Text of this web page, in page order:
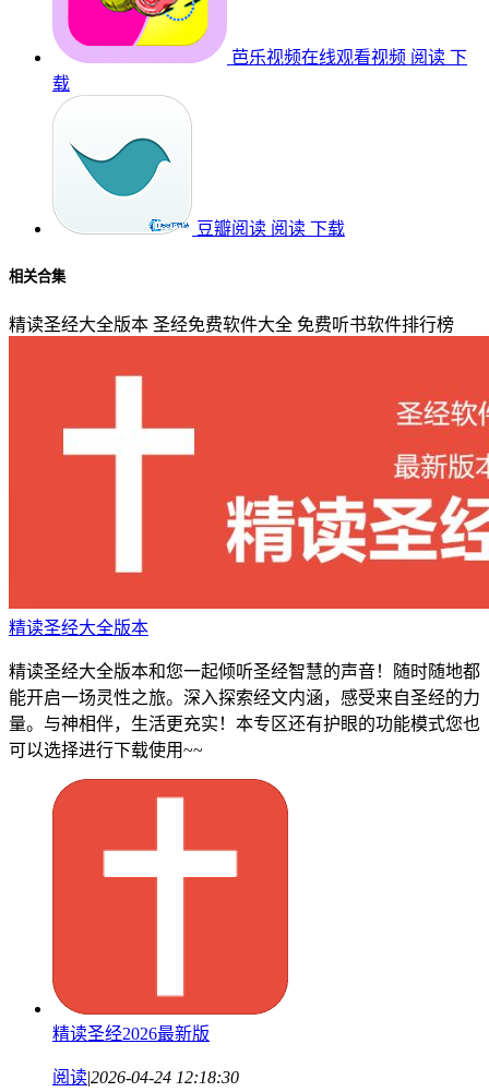
芭乐视频在线观看视频 阅读
下
载
豆瓣阅读 阅读 下载
相关合集
精读圣经大全版本 圣经免费软件大全 免费听书软件排行榜
精读圣经大全版本
精读圣经大全版本和您一起倾听圣经智慧的声音！随时随地都
能开启一场灵性之旅。深入探索经文内涵，感受来自圣经的力
量。与神相伴，生活更充实！本专区还有护眼的功能模式您也
可以选择进行下载使用~~
精读圣经2026最新版
阅读|2026-04-24 12:18:30